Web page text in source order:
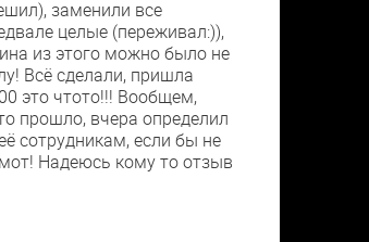
заменили все
целые (переживал:)),
из этого можно было не
Всё сделали, пришла
это чтото!!! Вообщем,
прошло, вчера определил
сотрудникам, если бы не
Надеюсь кому то отзыв